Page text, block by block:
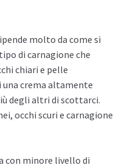
molto da come si
di carnagione che
chiari e pelle
una crema altamente
degli altri di scottarci.
occhi scuri e carnagione
con minore livello di